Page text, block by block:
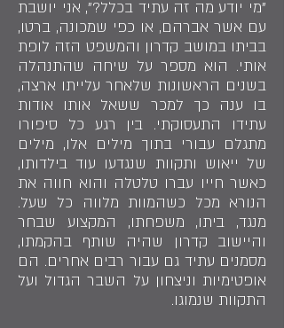
"מי יודע מה זה עתיד בכלל?", אני יושבת
עם אשר אברהם, או כפי שמכונה, ברטו,
בביתו במושב קדרון והמשפט הזה לופת
אותי. הוא מספר על שיחה שהתנהלה
בשנים הראשונות שלאחר עלייתו ארצה,
בו ענה כך למכר ששאל אותו אודות
עתידו התעסוקתי. בין רגע כל סיפורו
מתגלם עבורי בתוך מילים אלו, מילים
של ייאוש ותקוות שנגדעו עוד בילדותו,
כאשר חייו עברו טלטלה והוא חווה את
הנורא מכל כשהמוות מלווה כל שעל.
מנגד, ביתו, משפחתו, המקצוע שבחר
והיישוב קדרון שהיה שותף בהקמתו,
מסמנים עתיד גם עבור רבים אחרים. הם
אופטימיות וניצחון על השבר הגדול ועל
התקוות שנמוגו.